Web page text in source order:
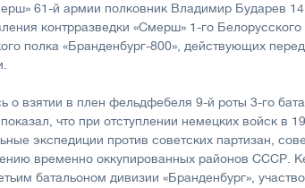
61-й армии полковник Владимир Бударев
контрразведки «Смерш» 1-го
полка «Бранденбург-800», действующих
о взятии в плен фельдфебеля 9-й роты 3-го
что при отступлении немецких войск в
экспедиции против советских партизан,
временно оккупированных районов СССР.
батальоном дивизии «Бранденбург»,